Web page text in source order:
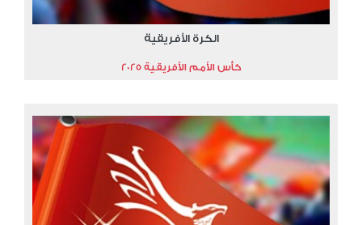
الكرة الأفريقية
كأس الأمم الأفريقية 2025